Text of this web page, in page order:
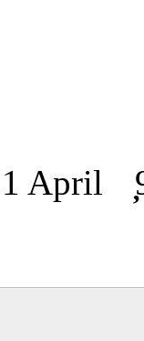
1 April